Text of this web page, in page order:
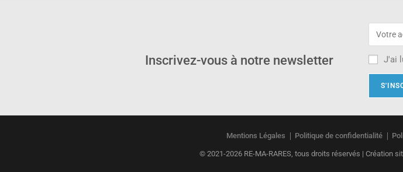
Inscrivez-vous à notre newsletter J'ai
Mentions Légales Politique de confidentialité
© 2021-2026 RE-MA-RARES, tous droits réservés | Création